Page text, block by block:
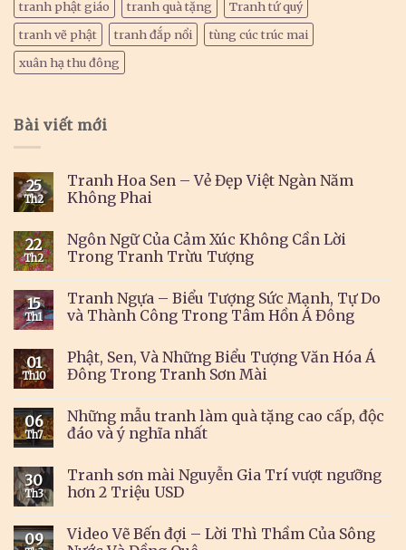
tranh phật giáo
tranh quà tặng
Tranh tứ quý
tranh vẽ phật
tranh đắp nổi
tùng cúc trúc mai
xuân hạ thu đông
Bài viết mới
25
Th2
Tranh Hoa Sen – Vẻ Đẹp Việt Ngàn Năm
Không Phai
22
Th2
Ngôn Ngữ Của Cảm Xúc Không Cần Lời
Trong Tranh Trừu Tượng
15
Th1
Tranh Ngựa – Biểu Tượng Sức Mạnh, Tự Do
và Thành Công Trong Tâm Hồn Á Đông
01
Th10
Phật, Sen, Và Những Biểu Tượng Văn Hóa Á
Đông Trong Tranh Sơn Mài
06
Th7
Những mẫu tranh làm quà tặng cao cấp, độc
đáo và ý nghĩa nhất
30
Th3
Tranh sơn mài Nguyễn Gia Trí vượt ngưỡng
hơn 2 Triệu USD
09
Video Vẽ Bến đợi – Lời Thì Thầm Của Sông